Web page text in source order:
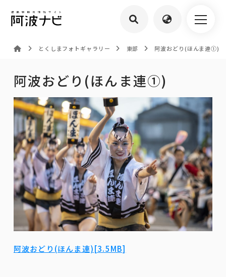
とくしまフォトギャラリー 東部 阿波おどり(ほんま連①)
阿波おどり(ほんま連①)
阿波おどり(ほんま連)[3.5MB]